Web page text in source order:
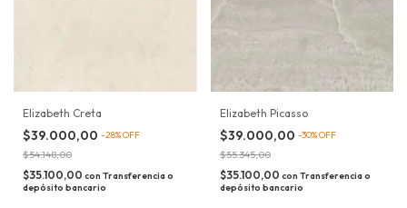
Elizabeth Creta
$39.000,00 -28%OFF
$54.148,00
$35.100,00 con Transferencia o
depósito bancario
Elizabeth Picasso
$39.000,00 -30%OFF
$55.345,00
$35.100,00 con Transferencia o
depósito bancario